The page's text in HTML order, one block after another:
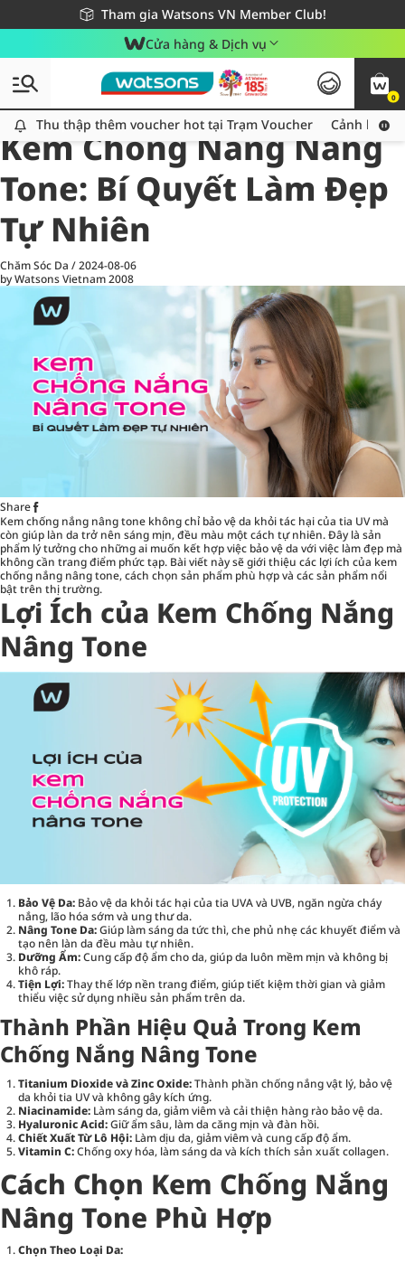
Tham gia Watsons VN Member Club!
Miễn phí giao hàng cho đơn hàng từ 249,000Đ
Giao hàng nhanh 24h - Áp dụng khu vực TP. Hồ Chí Minh
Cửa hàng & Dịch vụ
0
Thu thập thêm voucher hot tại Trạm Voucher
Thu thập thêm voucher hot tại Trạm Voucher Cảnh báo
All
Chăm Sóc Cá Nhân
Kem Chống Nắng Nâng
Tone: Bí Quyết Làm Đẹp
Tự Nhiên
Chăm Sóc Da /2024-08-06
by Watsons Vietnam2008
Share
Kem chống nắng nâng tone không chỉ bảo vệ da khỏi tác hại của tia UV mà
còn giúp làn da trở nên sáng mịn, đều màu một cách tự nhiên. Đây là sản
phẩm lý tưởng cho những ai muốn kết hợp việc bảo vệ da với việc làm đẹp mà
không cần trang điểm phức tạp. Bài viết này sẽ giới thiệu các lợi ích của kem
chống nắng nâng tone, cách chọn sản phẩm phù hợp và các sản phẩm nổi
bật trên thị trường.
Lợi Ích của Kem Chống Nắng
Nâng Tone
Bảo Vệ Da: Bảo vệ da khỏi tác hại của tia UVA và UVB, ngăn ngừa cháy
nắng, lão hóa sớm và ung thư da.
Nâng Tone Da:Giúp làm sáng da tức thì, che phủ nhẹ các khuyết điểm và
tạo nên làn da đều màu tự nhiên.
Dưỡng Ẩm:Cung cấp độ ẩm cho da, giúp da luôn mềm mịn và không bị
khô ráp.
Tiện Lợi:Thay thế lớp nền trang điểm, giúp tiết kiệm thời gian và giảm
thiểu việc sử dụng nhiều sản phẩm trên da.
Thành Phần Hiệu Quả Trong Kem
Chống Nắng Nâng Tone
Titanium Dioxide và Zinc Oxide:Thành phần chống nắng vật lý, bảo vệ
da khỏi tia UV và không gây kích ứng.
Niacinamide: Làm sáng da, giảm viêm và cải thiện hàng rào bảo vệ da.
Hyaluronic Acid:Giữ ẩm sâu, làm da căng mịn và đàn hồi.
Chiết Xuất Từ Lô Hội: Làm dịu da, giảm viêm và cung cấp độ ẩm.
Vitamin C:Chống oxy hóa, làm sáng da và kích thích sản xuất collagen.
Cách Chọn Kem Chống Nắng
Nâng Tone Phù Hợp
Chọn Theo Loại Da: